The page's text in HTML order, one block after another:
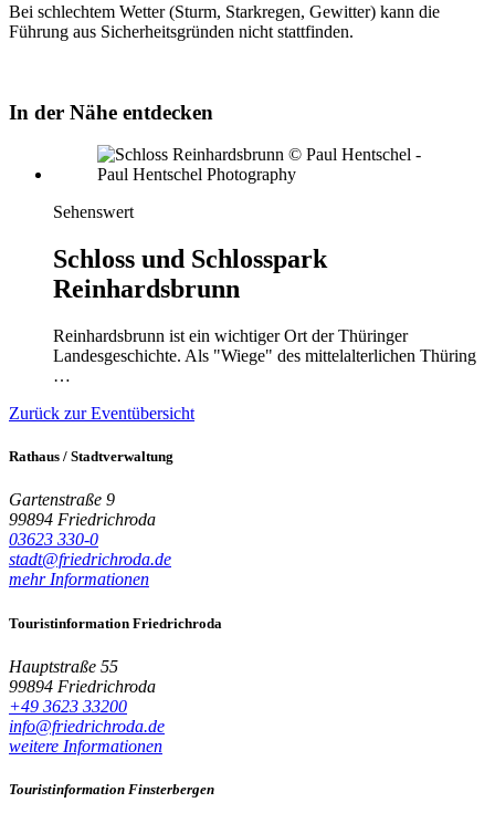
Bei schlechtem Wetter (Sturm, Starkregen, Gewitter) kann die
Führung aus Sicherheitsgründen nicht stattfinden.
In der Nähe entdecken
Sehenswert
Schloss und Schlosspark
Reinhardsbrunn
Reinhardsbrunn ist ein wichtiger Ort der Thüringer
Landesgeschichte. Als "Wiege" des mittelalterlichen Thüring
…
Zurück zur Eventübersicht
Rathaus / Stadtverwaltung
Gartenstraße 9
99894 Friedrichroda
03623 330-0
stadt@friedrichroda.de
mehr Informationen
Touristinformation Friedrichroda
Hauptstraße 55
99894 Friedrichroda
+49 3623 33200
info@friedrichroda.de
weitere Informationen
Touristinformation Finsterbergen